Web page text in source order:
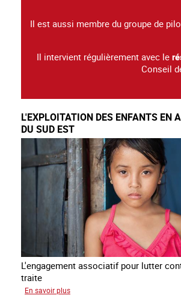
Il est aussi membre du groupe de
Il intervient régulièrement avec le
Conseil
L'EXPLOITATION DES ENFANTS EN
DU SUD EST
L'engagement associatif pour lutter
traite
En savoir plus